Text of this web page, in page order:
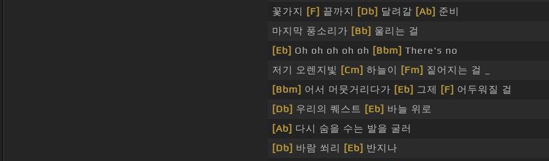
꽃가지
[F] 끝까지 [Db] 달려갈 [Ab] 준비
마지막 풍소리가 [Bb] 울리는 걸
[Eb] Oh oh oh oh oh [Bbm] There's no
저기 오렌지빛 [Cm] 하늘이 [Fm] 짙어지는 걸 _
[Bbm] 어서 머뭇거리다가 [Eb] 그제 [F] 어두워질 걸
[Db] 우리의 퀘스트 [Eb] 바늘 위로
[Ab] 다시 숨을 수는 발을 굴러
[Db] 바람 쐬리 [Eb] 반지나